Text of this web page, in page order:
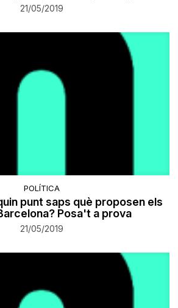
21/05/2019
POLÍTICA
punt saps què proposen els
Posa't a prova
21/05/2019